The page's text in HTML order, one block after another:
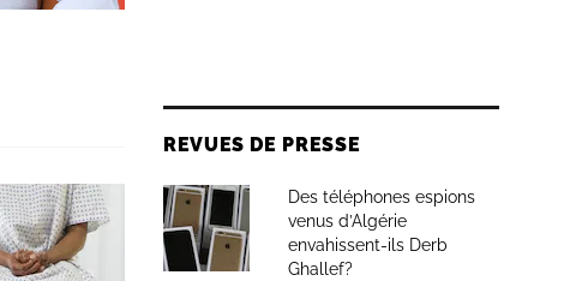
REVUES DE PRESSE
Des téléphones espions
venus d’Algérie
envahissent-ils Derb
Ghallef?